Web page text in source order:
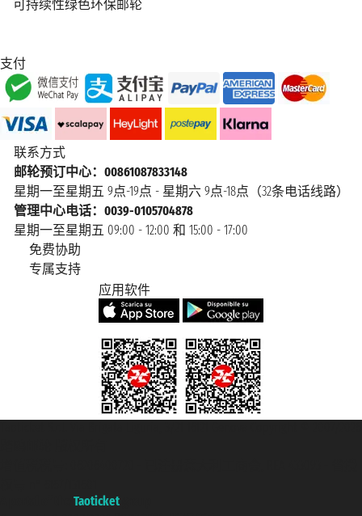
可持续性绿色环保邮轮
支付
联系方式
邮轮预订中心：00861087833148
星期一至星期五 9点-19点 - 星期六 9点-18点（32条电话线路）
管理中心电话：0039-0105704878
星期一至星期五 09:00 - 12:00 和 15:00 - 17:00
免费协助
专属支持
应用软件
Taoticket